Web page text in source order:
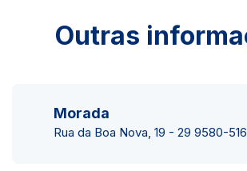
Outras
Morada
Rua da Boa Nova, 19 - 29 9580-